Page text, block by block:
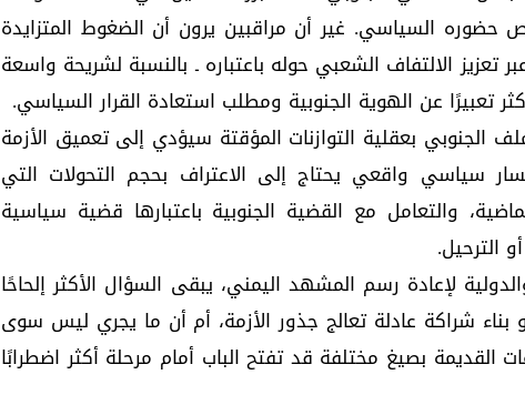
حضوره السياسي. غير أن مراقبين يرون أن الضغوط المتزايدة
تعزيز الالتفاف الشعبي حوله باعتباره ـ بالنسبة لشريحة واسعة
تعبيرًا عن الهوية الجنوبية ومطلب استعادة القرار السياسي.
الجنوبي بعقلية التوازنات المؤقتة سيؤدي إلى تعميق الأزمة
سياسي واقعي يحتاج إلى الاعتراف بحجم التحولات التي
والتعامل مع القضية الجنوبية باعتبارها قضية سياسية
الترحيل.
لإعادة رسم المشهد اليمني، يبقى السؤال الأكثر إلحاحًا
شراكة عادلة تعالج جذور الأزمة، أم أن ما يجري ليس سوى
القديمة بصيغ مختلفة قد تفتح الباب أمام مرحلة أكثر اضطرابًا